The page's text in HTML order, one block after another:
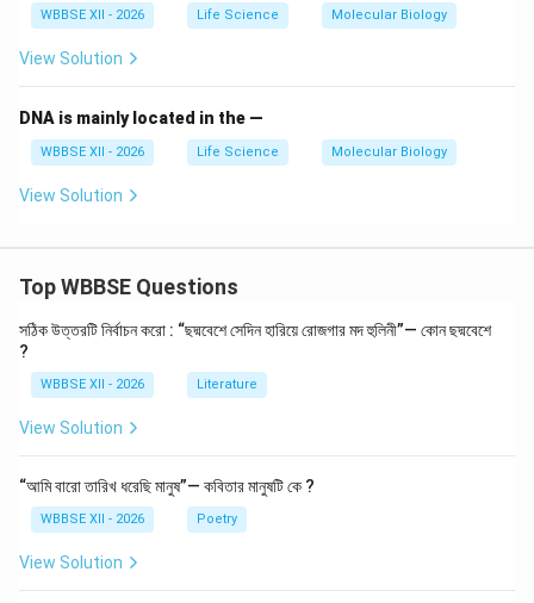
WBBSE XII - 2026 Life Science Molecular Biology
View Solution
DNA is mainly located in the —
WBBSE XII - 2026 Life Science Molecular Biology
View Solution
Top WBBSE Questions
সঠিক উত্তরটি নির্বাচন করো : “ছদ্মবেশে সেদিন হারিয়ে রোজগার মদ হুলিনী”— কোন ছদ্মবেশে
?
WBBSE XII - 2026 Literature
View Solution
“আমি বারো তারিখ ধরেছি মানুষ”— কবিতার মানুষটি কে ?
WBBSE XII - 2026 Poetry
View Solution